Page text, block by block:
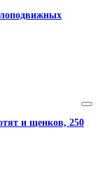
и щенков, 250